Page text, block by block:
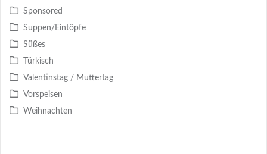
Sponsored
Suppen/Eintöpfe
Süßes
Türkisch
Valentinstag / Muttertag
Vorspeisen
Weihnachten